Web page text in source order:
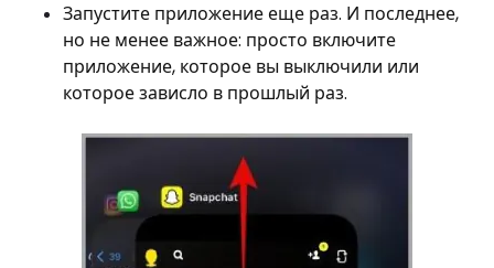
Запустите приложение еще раз. И последнее,
но не менее важное: просто включите
приложение, которое вы выключили или
которое зависло в прошлый раз.